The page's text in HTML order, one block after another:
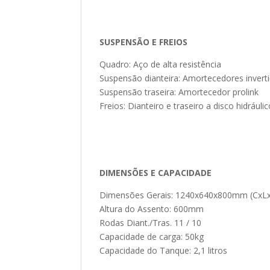
SUSPENSÃO E FREIOS
Quadro: Aço de alta resistência
Suspensão dianteira: Amortecedores
Suspensão traseira: Amortecedor prolink
Freios: Dianteiro e traseiro a disco
DIMENSÕES E CAPACIDADE
Dimensões Gerais: 1240x640x800mm
Altura do Assento: 600mm
Rodas Diant./Tras. 11 / 10
Capacidade de carga: 50kg
Capacidade do Tanque: 2,1 litros